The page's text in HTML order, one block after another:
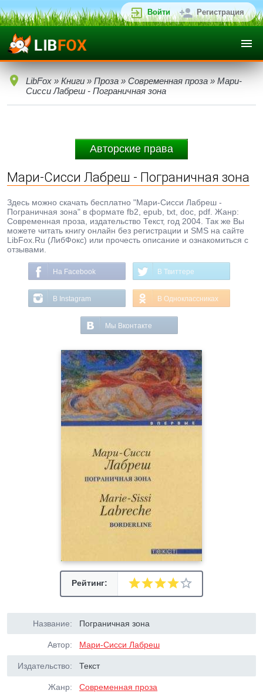
Войти Регистрация
LibFox » Книги » Проза » Современная проза » Мари-
Сисси Лабреш - Пограничная зона
Авторские права
Мари-Сисси Лабреш - Пограничная зона
Здесь можно скачать бесплатно "Мари-Сисси Лабреш -
Пограничная зона" в формате fb2, epub, txt, doc, pdf. Жанр:
Современная проза, издательство Текст, год 2004. Так же Вы
можете читать книгу онлайн без регистрации и SMS на сайте
LibFox.Ru (ЛибФокс) или прочесть описание и ознакомиться с
отзывами.
На Facebook В Твиттере
В Instagram В Одноклассниках
Мы Вконтакте
Рейтинг:
Название: Пограничная зона
Автор: Мари-Сисси Лабреш
Издательство: Текст
Жанр: Современная проза